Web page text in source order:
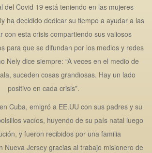
del Covid 19 está teniendo en las mujeres
ha decidido dedicar su tiempo a ayudar a las
con esta crisis compartiendo sus valiosos
para que se difundan por los medios y redes
Nely dice siempre: “A veces en el medio de
suceden cosas grandiosas. Hay un lado
positivo en cada crisis”.
Cuba, emigró a EE.UU con sus padres y su
vacíos, huyendo de su país natal luego
y fueron recibidos por una familia
Nueva Jersey gracias al trabajo misionero de